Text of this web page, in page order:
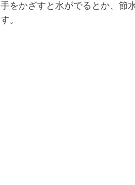
手をかざすと水がでるとか、節
す。